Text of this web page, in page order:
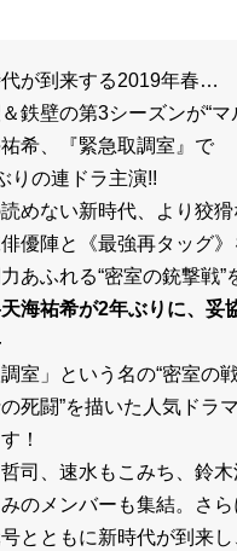
が到来する2019年春…
鉄壁の第3シーズンが“マ
希、『緊急取調室』で
りの連ドラ主演!!
めない新時代、より狡
優陣と《最強再タッグ》
あふれる“密室の銃撃戦”
海祐希が2年ぶりに、妥
調室」という名の“密室の
死闘”を描いた人気ドラ
！
司、速水もこみち、鈴
のメンバーも集結。さ
とともに新時代が到来